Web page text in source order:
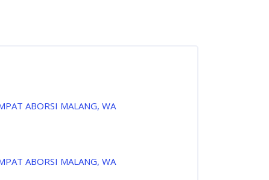
ABORSI MALANG, WA
ABORSI MALANG, WA